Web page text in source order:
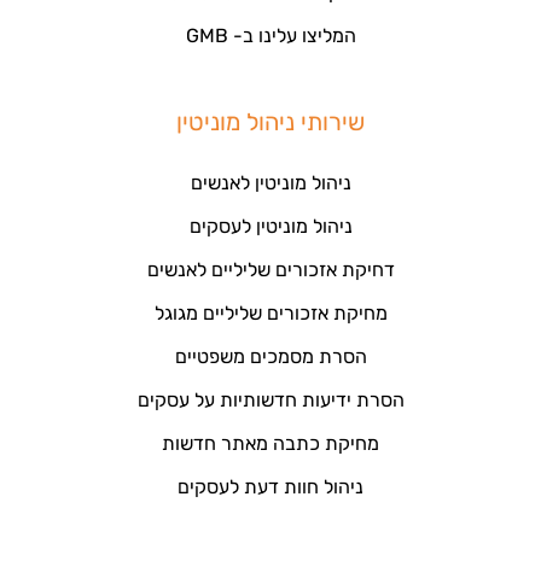
המליצו עלינו ב- GMB
שירותי ניהול מוניטין
ניהול מוניטין לאנשים
ניהול מוניטין לעסקים
דחיקת אזכורים שליליים לאנשים
מחיקת אזכורים שליליים מגוגל
הסרת מסמכים משפטיים
הסרת ידיעות חדשותיות על עסקים
מחיקת כתבה מאתר חדשות
ניהול חוות דעת לעסקים